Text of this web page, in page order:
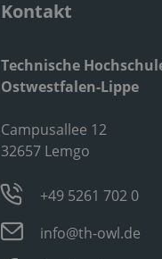
Kontakt
Technische
Ostwestfalen-Lippe
Campusallee 12
32657 Lemgo
+49 5261 702 0
info@th-owl.de